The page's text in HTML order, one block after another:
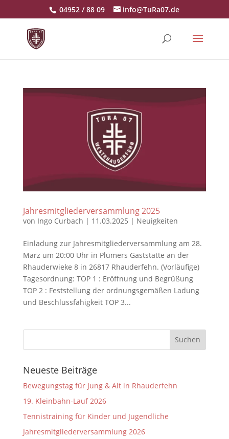
04952 / 88 09 info@TuRa07.de
Jahresmitgliederversammlung 2025
von Ingo Curbach | 11.03.2025 | Neuigkeiten
Einladung zur Jahresmitgliederversammlung am 28.
März um 20:00 Uhr in Plümers Gaststätte an der
Rhauderwieke 8 in 26817 Rhauderfehn. (Vorläufige)
Tagesordnung: TOP 1 : Eröffnung und Begrüßung
TOP 2 : Feststellung der ordnungsgemäßen Ladung
und Beschlussfähigkeit TOP 3...
Neueste Beiträge
Bewegungstag für Jung & Alt in Rhauderfehn
19. Kleinbahn-Lauf 2026
Tennistraining für Kinder und Jugendliche
Jahresmitgliederversammlung 2026